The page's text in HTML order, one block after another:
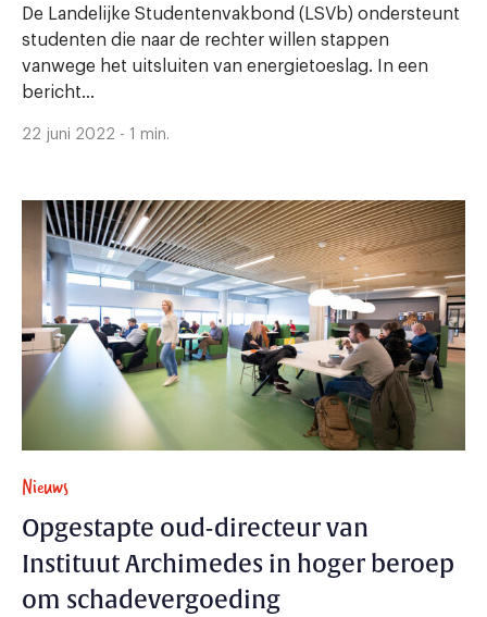
De Landelijke Studentenvakbond (LSVb) ondersteunt
studenten die naar de rechter willen stappen
vanwege het uitsluiten van energietoeslag. In een
bericht...
22 juni 2022 - 1 min.
Nieuws
Opgestapte oud-directeur van
Instituut Archimedes in hoger beroep
om schadevergoeding